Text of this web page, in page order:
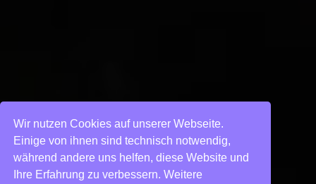
Wir nutzen Cookies auf unserer Webseite.
Einige von ihnen sind technisch notwendig,
während andere uns helfen, diese Website und
Ihre Erfahrung zu verbessern. Weitere